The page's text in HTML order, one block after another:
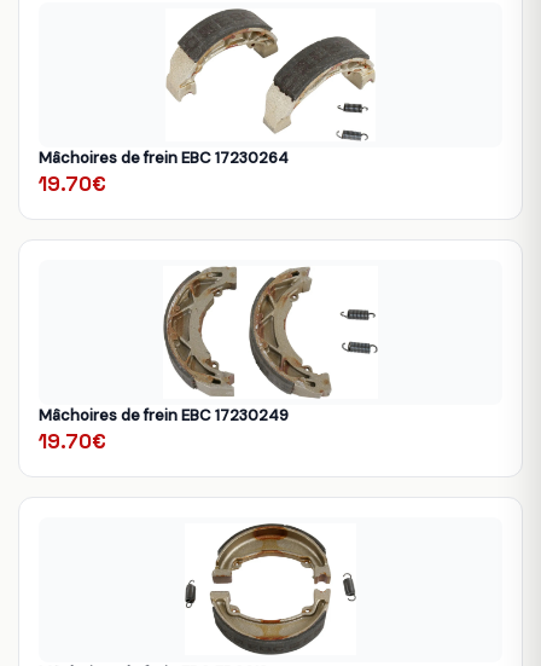
Mâchoires de frein EBC 17230264
19.70€
Mâchoires de frein EBC 17230249
19.70€